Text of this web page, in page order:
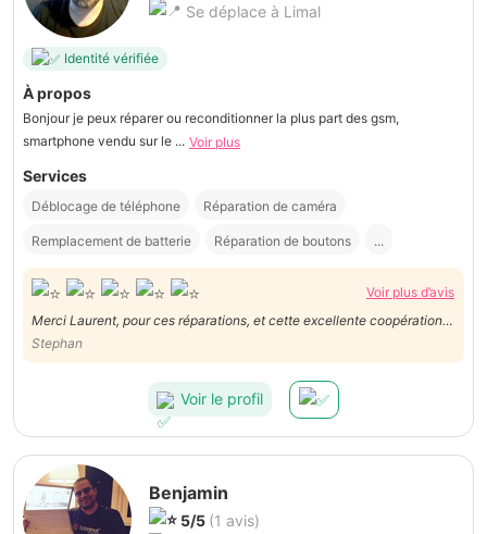
Se déplace à Limal
Identité vérifiée
À propos
Bonjour je peux réparer ou reconditionner la plus part des gsm,
smartphone vendu sur le ... Voir plus
Services
Déblocage de téléphone Réparation de caméra
Remplacement de batterie Réparation de boutons ...
Voir plus d’avis
Merci Laurent, pour ces réparations, et cette excellente coopération,
le travail a été réalisé impeccablement ... Stephan
Stephan
Voir le profil
Benjamin
5/5 (1 avis)